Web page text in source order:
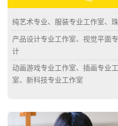
纯艺术专业、服装专业工作室、
产品设计专业工作室、视觉平面
计
动画游戏专业工作室、插画专业
室、新科技专业工作室